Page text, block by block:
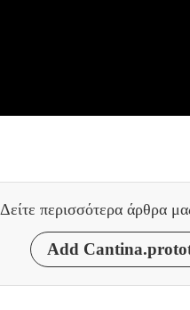
Δείτε περισσότερα άρθρα
Add